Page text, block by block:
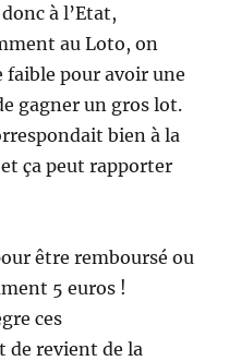
à l’Etat,
au Loto, on
faible pour avoir une
gagner un gros lot.
bien à la
ça peut rapporter
être remboursé ou
5 euros !
ces
de revient de la